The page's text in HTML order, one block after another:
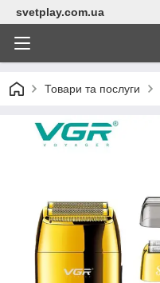
svetplay.com.ua
Товари та послуги